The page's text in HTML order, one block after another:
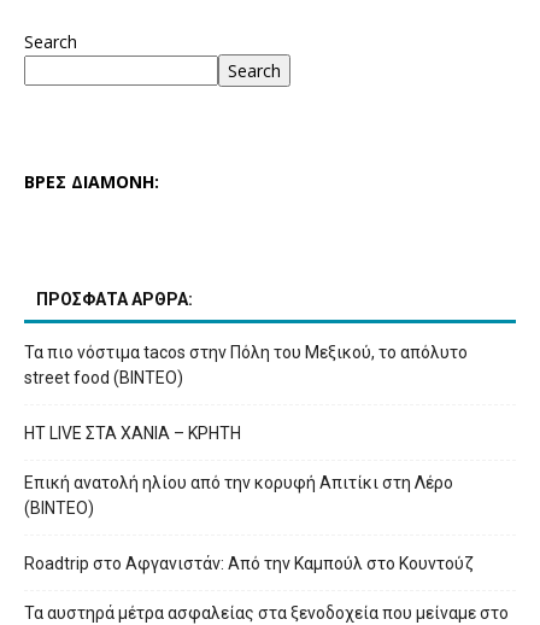
Search
Search
ΒΡΕΣ ΔΙΑΜΟΝΗ:
ΠΡΟΣΦΑΤΑ ΑΡΘΡΑ:
Τα πιο νόστιμα tacos στην Πόλη του Μεξικού, το απόλυτο
street food (ΒΙΝΤΕΟ)
HT LIVE ΣΤΑ ΧΑΝΙΑ – ΚΡΗΤΗ
Επική ανατολή ηλίου από την κορυφή Απιτίκι στη Λέρο
(ΒΙΝΤΕΟ)
Roadtrip στο Αφγανιστάν: Από την Καμπούλ στο Κουντούζ
Τα αυστηρά μέτρα ασφαλείας στα ξενοδοχεία που μείναμε στο